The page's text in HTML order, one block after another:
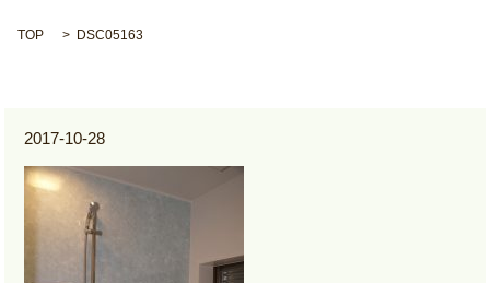
TOP DSC05163
2017-10-28